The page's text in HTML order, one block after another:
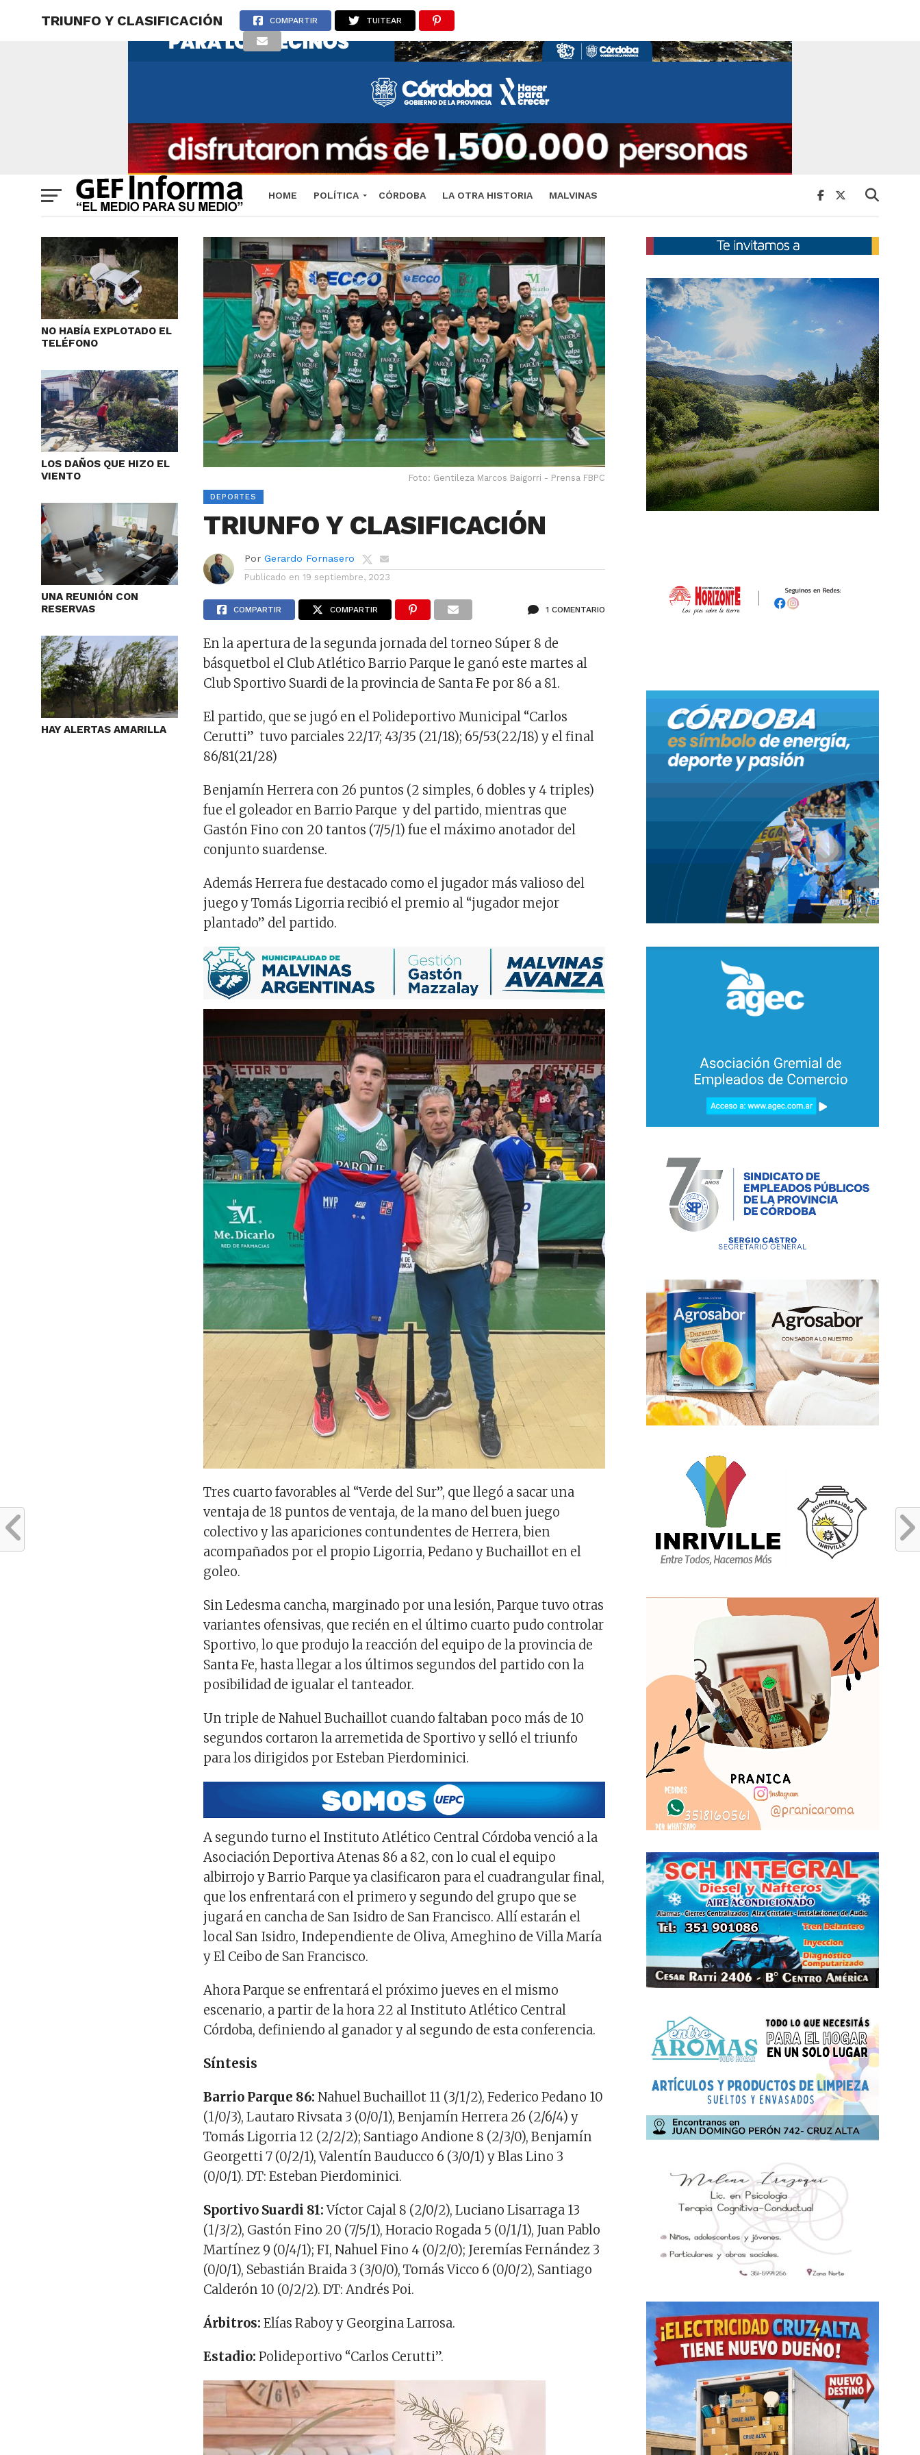
HOME POLÍTICA CÓRDOBA LA OTRA HISTORIA MALVINAS
TRIUNFO Y CLASIFICACIÓN COMPARTIR TUITEAR
NO HABÍA EXPLOTADO EL
TELÉFONO
LOS DAÑOS QUE HIZO EL
VIENTO
UNA REUNIÓN CON
RESERVAS
HAY ALERTAS AMARILLA
Foto: Gentileza Marcos Baigorri - Prensa FBPC
DEPORTES
TRIUNFO Y CLASIFICACIÓN
Por Gerardo Fornasero
Publicado en 19 septiembre, 2023
COMPARTIR COMPARTIR 1 COMENTARIO
En la apertura de la segunda jornada del torneo Súper 8 de
básquetbol el Club Atlético Barrio Parque le ganó este martes al
Club Sportivo Suardi de la provincia de Santa Fe por 86 a 81.
El partido, que se jugó en el Polideportivo Municipal “Carlos
Cerutti” tuvo parciales 22/17; 43/35 (21/18); 65/53(22/18) y el final
86/81(21/28)
Benjamín Herrera con 26 puntos (2 simples, 6 dobles y 4 triples)
fue el goleador en Barrio Parque y del partido, mientras que
Gastón Fino con 20 tantos (7/5/1) fue el máximo anotador del
conjunto suardense.
Además Herrera fue destacado como el jugador más valioso del
juego y Tomás Ligorria recibió el premio al “jugador mejor
plantado” del partido.
Tres cuarto favorables al “Verde del Sur”, que llegó a sacar una
ventaja de 18 puntos de ventaja, de la mano del buen juego
colectivo y las apariciones contundentes de Herrera, bien
acompañados por el propio Ligorria, Pedano y Buchaillot en el
goleo.
Sin Ledesma cancha, marginado por una lesión, Parque tuvo otras
variantes ofensivas, que recién en el último cuarto pudo controlar
Sportivo, lo que produjo la reacción del equipo de la provincia de
Santa Fe, hasta llegar a los últimos segundos del partido con la
posibilidad de igualar el tanteador.
Un triple de Nahuel Buchaillot cuando faltaban poco más de 10
segundos cortaron la arremetida de Sportivo y selló el triunfo
para los dirigidos por Esteban Pierdominici.
A segundo turno el Instituto Atlético Central Córdoba venció a la
Asociación Deportiva Atenas 86 a 82, con lo cual el equipo
albirrojo y Barrio Parque ya clasificaron para el cuadrangular final,
que los enfrentará con el primero y segundo del grupo que se
jugará en cancha de San Isidro de San Francisco. Allí estarán el
local San Isidro, Independiente de Oliva, Ameghino de Villa María
y El Ceibo de San Francisco.
Ahora Parque se enfrentará el próximo jueves en el mismo
escenario, a partir de la hora 22 al Instituto Atlético Central
Córdoba, definiendo al ganador y al segundo de esta conferencia.
Síntesis
Barrio Parque 86: Nahuel Buchaillot 11 (3/1/2), Federico Pedano 10
(1/0/3), Lautaro Rivsata 3 (0/0/1), Benjamín Herrera 26 (2/6/4) y
Tomás Ligorria 12 (2/2/2); Santiago Andione 8 (2/3/0), Benjamín
Georgetti 7 (0/2/1), Valentín Bauducco 6 (3/0/1) y Blas Lino 3
(0/0/1). DT: Esteban Pierdominici.
Sportivo Suardi 81:Víctor Cajal 8 (2/0/2), Luciano Lisarraga 13
(1/3/2), Gastón Fino 20 (7/5/1), Horacio Rogada 5 (0/1/1), Juan Pablo
Martínez 9 (0/4/1); FI, Nahuel Fino 4 (0/2/0); Jeremías Fernández 3
(0/0/1), Sebastián Braida 3 (3/0/0), Tomás Vicco 6 (0/0/2), Santiago
Calderón 10 (0/2/2). DT: Andrés Poi.
Árbitros: Elías Raboy y Georgina Larrosa.
Estadio: Polideportivo “Carlos Cerutti”.